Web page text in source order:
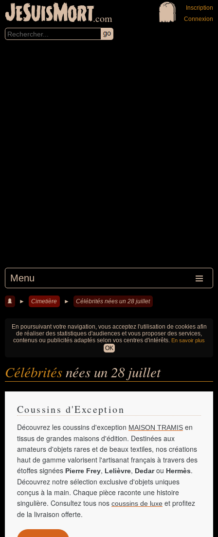
JeSuisMort.com
Menu
Inscription
Connexion
► Cimetière ► Célébrités nées un 28 juillet
En poursuivant votre navigation, vous acceptez l'utilisation de cookies afin
de réaliser des statistiques d'audiences et vous proposer des services,
contenus ou publicités adaptés selon vos centres d'intérêts. En savoir plus
OK
Célébritésnées un 28 juillet
Coussins d'Exception
Découvrez les coussins d'exception MAISON TRAMIS en
tissus de grandes maisons d'édition. Destinées aux
amateurs d'objets rares et de beaux textiles, nos créations
haut de gamme valorisent l'artisanat français à travers des
étoffes signées Pierre Frey, Lelièvre, Dedarou Hermès.
Découvrez notre sélection exclusive d'objets uniques
conçus à la main. Chaque pièce raconte une histoire
singulière. Consultez tous nos coussins de luxe et profitez
de la livraison offerte.